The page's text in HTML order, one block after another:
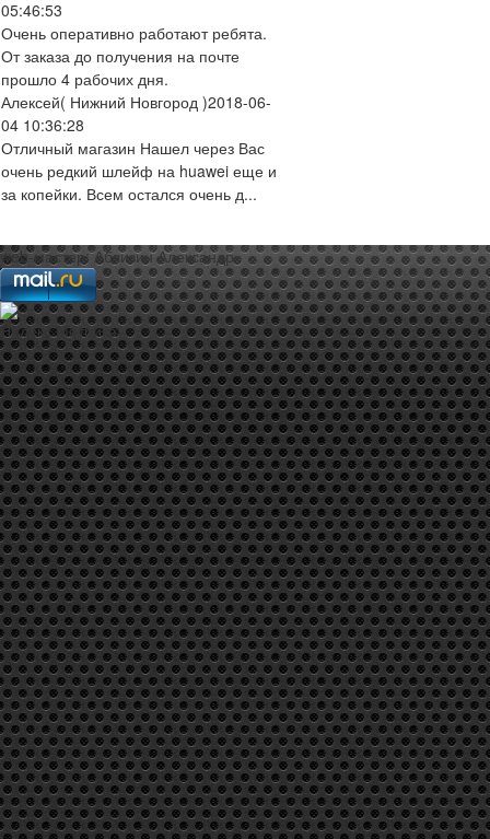
05:46:53
Очень оперативно работают ребята.
От заказа до получения на почте
прошло 4 рабочих дня.
Алексей( Нижний Новгород )2018-06-
04 10:36:28
Отличный магазин Нашел через Вас
очень редкий шлейф на huawei еще и
за копейки. Всем остался очень д...
web-мастер:Аблизин Александр